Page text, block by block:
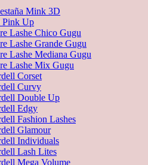
Mink 3D
Pink Up
Lashe Chico Gugu
Lashe Grande Gugu
Lashe Mediana Gugu
Lashe Mix Gugu
Corset
Curvy
Double Up
Edgy
Fashion Lashes
Glamour
Individuals
Lash Lites
Mega Volume